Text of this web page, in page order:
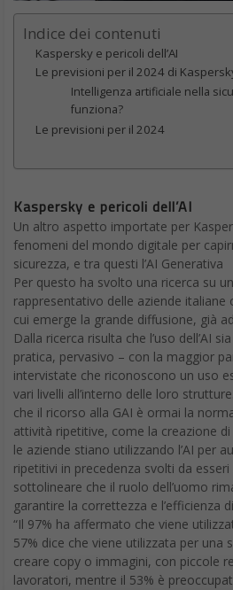
Indice dei contenuti
Kaspersky e pericoli dell’AI
Le previsioni per il 2024 di Kaspersky
Intelligenza artificiale nella
funziona?
Le previsioni per il 2024
Kaspersky e pericoli dell’AI
Un altro aspetto importate per
fenomeni del mondo digitale per
sicurezza, e tra questi l’AI Generativa
Per questo ha svolto una ricerca su
rappresentativo delle aziende italiane
cui emerge la grande diffusione, già ad
Dalla ricerca risulta che l’uso dell’AI
pratica, pervasivo – con la maggior
intervistate che riconoscono un uso
vari livelli all’interno delle loro
che il ricorso alla GAI è ormai la
attività ripetitive, come la creazione
le aziende stiano utilizzando l’AI per
ripetitivi in precedenza svolti da
sottolineare che il ruolo dell’uomo
garantire la correttezza e l’efficienza
“Il 97% ha affermato che viene
57% dice che viene utilizzata per una
creare copy o immagini, con piccole
lavoratori, mentre il 53% è